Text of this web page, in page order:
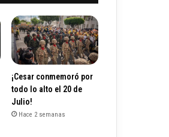
¡Cesar conmemoró por
todo lo alto el 20 de
Julio!
Hace 2 semanas